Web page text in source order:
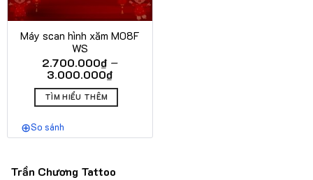
Máy scan hình xăm M08F
WS
2.700.000₫ –
3.000.000₫Khoảng
giá:
2.700.000₫
TÌM HIỂU THÊM
So sánh
Trần Chương Tattoo